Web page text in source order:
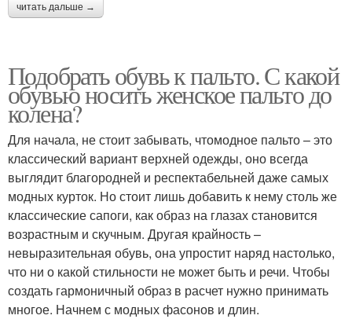
читать дальше →
Подобрать обувь к пальто. С какой
обувью носить женское пальто до
колена?
Для начала, не стоит забывать, чтомодное пальто – это
классический вариант верхней одежды, оно всегда
выглядит благородней и респектабельней даже самых
модных курток. Но стоит лишь добавить к нему столь же
классические сапоги, как образ на глазах становится
возрастным и скучным. Другая крайность –
невыразительная обувь, она упростит наряд настолько,
что ни о какой стильности не может быть и речи. Чтобы
создать гармоничный образ в расчет нужно принимать
многое. Начнем с модных фасонов и длин.